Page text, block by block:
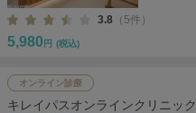
3.8 （5件）
5,980 円 (税込)
オンライン診療
キレイパスオンラインクリニック